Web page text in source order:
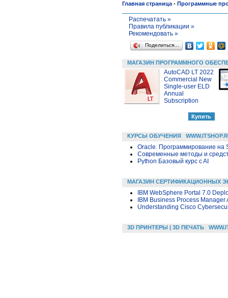
Главная страница - Программные
Распечатать »
Правила публикации »
Рекомендовать »
Поделиться…
МАГАЗИН ПРОГРАММНОГО
AutoCAD LT 2022
Commercial New
Single-user ELD
Annual
Subscription
КУРСЫ ОБУЧЕНИЯ
Oracle. Программирование на
Современные методы и
Python Базовый курс c AI
МАГАЗИН СЕРТИФИКАЦИОННЫХ
IBM WebSphere Portal 7.0
IBM Business Process
Understanding Cisco
3D ПРИНТЕРЫ | 3D ПЕЧАТЬ